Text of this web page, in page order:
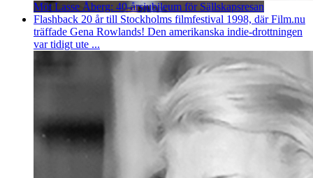
Möt Lasse Åberg: 40-årsjubileum för Sällskapsresan
Flashback 20 år till Stockholms filmfestival 1998, där Film.nu
träffade Gena Rowlands! Den amerikanska indie-drottningen
var tidigt ute ...